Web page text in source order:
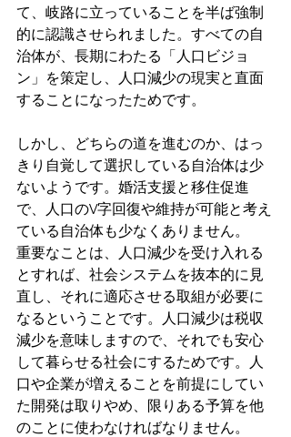
て、岐路に立っていることを半ば強制
的に認識させられました。すべての自
治体が、長期にわたる「人口ビジョ
ン」を策定し、人口減少の現実と直面
することになったためです。
しかし、どちらの道を進むのか、はっ
きり自覚して選択している自治体は少
ないようです。婚活支援と移住促進
で、人口のV字回復や維持が可能と考え
ている自治体も少なくありません。
重要なことは、人口減少を受け入れる
とすれば、社会システムを抜本的に見
直し、それに適応させる取組が必要に
なるということです。人口減少は税収
減少を意味しますので、それでも安心
して暮らせる社会にするためです。人
口や企業が増えることを前提にしてい
た開発は取りやめ、限りある予算を他
のことに使わなければなりません。